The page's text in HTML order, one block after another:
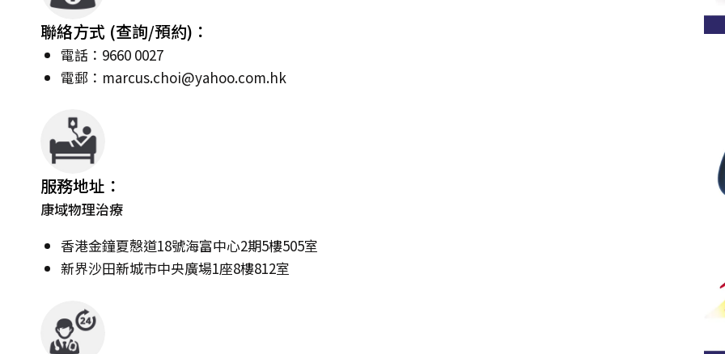
聯絡方式 (查詢/預約)：
電話：9660 0027
電郵： marcus.choi@yahoo.com.hk
服務地址：
康域物理治療
香港金鐘夏慤道18號海富中心2期5樓505室
新界沙田新城市中央廣場1座8樓812室